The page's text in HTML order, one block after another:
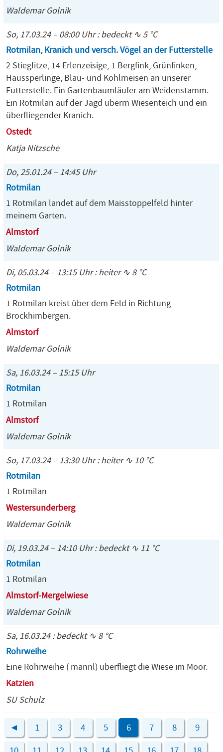
Waldemar Golnik
So, 17.03.24 – 08:00 Uhr : bedeckt ∿ 5 °C
Rotmilan, Kranich und versch. Vögel an der Futterstelle
2 Stieglitze, 14 Erlenzeisige, 1 Bergfink, Grünfinken,
Haussperlinge, Blau- und Kohlmeisen an unserer
Futterstelle. Ein Gartenbaumläufer am Weidenstamm.
Ein Rotmilan auf der Jagd überm Wiesenteich und ein
überfliegender Kranich.
Ostedt
Katja Nitzsche
Do, 25.01.24 – 14:45 Uhr
Rotmilan
1 Rotmilan landet auf dem Maisstoppelfeld hinter
meinem Garten.
Almstorf
Waldemar Golnik
Di, 05.03.24 – 13:15 Uhr : heiter ∿ 8 °C
Rotmilan
1 Rotmilan kreist über dem Feld in Richtung
Brockhimbergen.
Almstorf
Waldemar Golnik
Sa, 16.03.24 – 15:15 Uhr
Rotmilan
1 Rotmilan
Almstorf
Waldemar Golnik
So, 17.03.24 – 13:30 Uhr : heiter ∿ 10 °C
Rotmilan
1 Rotmilan
Westersunderberg
Waldemar Golnik
Di, 19.03.24 – 14:10 Uhr : bedeckt ∿ 11 °C
Rotmilan
1 Rotmilan
Almstorf-Mergelwiese
Waldemar Golnik
Sa, 16.03.24 : bedeckt ∿ 8 °C
Rohrweihe
Eine Rohrweihe ( männl) überfliegt die Wiese im Moor.
Katzien
SU Schulz
◄ 1 3 4 5 6 7 8 9